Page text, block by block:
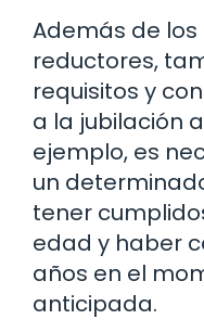
Además de
reductores,
requisitos y
a la jubilación
ejemplo, es
un
tener
edad y haber
años en el
anticipada.